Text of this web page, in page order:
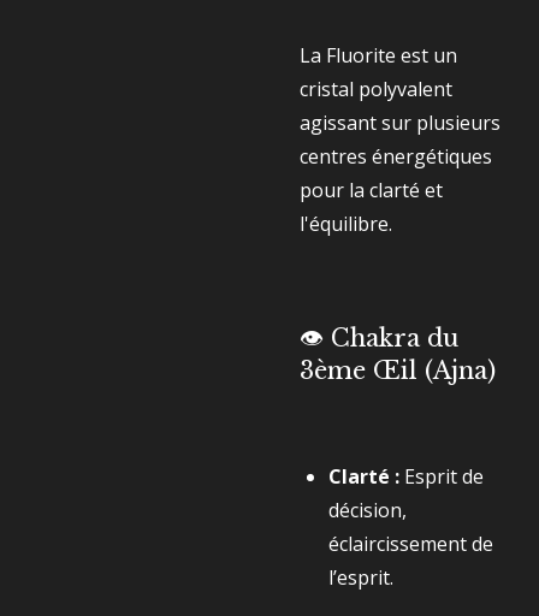
La Fluorite est un
cristal polyvalent
agissant sur plusieurs
centres énergétiques
pour la clarté et
l'équilibre.
👁️ Chakra du
3ème Œil (Ajna)
Clarté : Esprit de
décision,
éclaircissement de
l’esprit.